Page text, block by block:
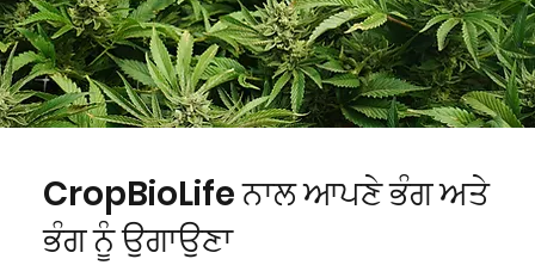
CropBioLife ਨਾਲ ਆਪਣੇ ਭੰਗ ਅਤੇ
ਭੰਗ ਨੂੰ ਉਗਾਉਣਾ